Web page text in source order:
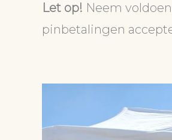
Let op! Neem
pinbetalingen